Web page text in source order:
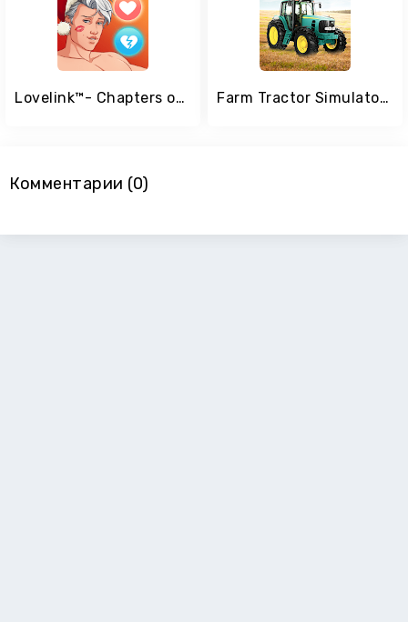
Lovelink™- Chapters of Love Farm Tractor Simulator 18
Комментарии (0)